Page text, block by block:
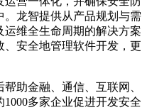
龙智提供从产品规划与需
维全生命周期的解决方案
安全地管理软件开发，更
助金融、通信、互联网、
多家企业促进开发安全